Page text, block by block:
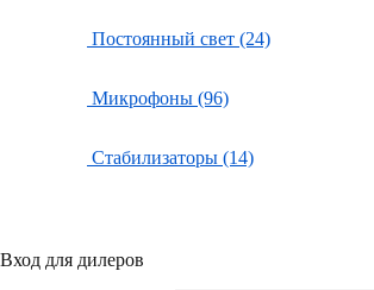
Постоянный свет (24)
Микрофоны (96)
Стабилизаторы (14)
Вход для дилеров